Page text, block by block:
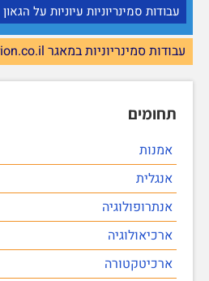
עבודות סמינריוניות עיוניות על הגאון
עבודות סמינריוניות במאגר Seminarion.co.il
תחומים
אמנות
אנגלית
אנתרופולוגיה
ארכיאולוגיה
ארכיטקטורה